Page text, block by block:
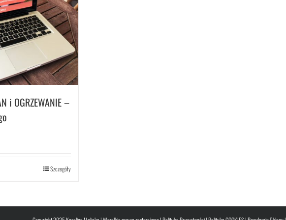
i OGRZEWANIE –
Szczegóły